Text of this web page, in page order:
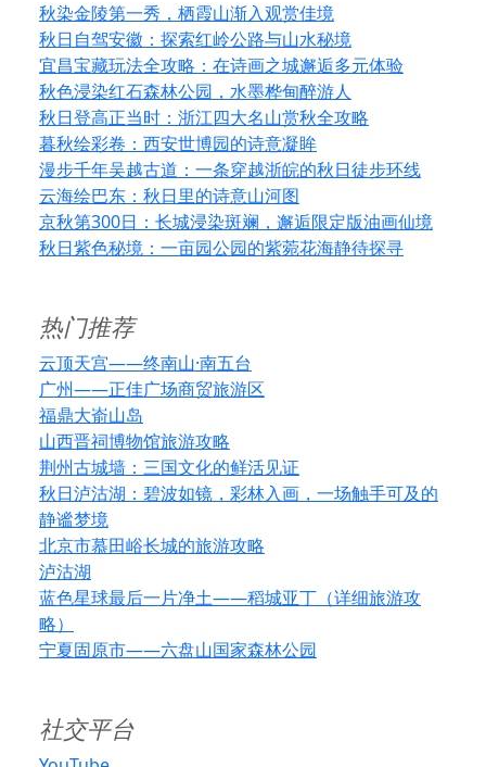
秋染金陵第一秀，栖霞山渐入观赏佳境
秋日自驾安徽：探索红岭公路与山水秘境
宜昌宝藏玩法全攻略：在诗画之城邂逅多元体验
秋色浸染红石森林公园，水墨桦甸醉游人
秋日登高正当时：浙江四大名山赏秋全攻略
暮秋绘彩卷：西安世博园的诗意凝眸
漫步千年吴越古道：一条穿越浙皖的秋日徒步环线
云海绘巴东：秋日里的诗意山河图
京秋第300日：长城浸染斑斓，邂逅限定版油画仙境
秋日紫色秘境：一亩园公园的紫菀花海静待探寻
热门推荐
云顶天宫——终南山·南五台
广州——正佳广场商贸旅游区
福鼎大嵛山岛
山西晋祠博物馆旅游攻略
荆州古城墙：三国文化的鲜活见证
秋日泸沽湖：碧波如镜，彩林入画，一场触手可及的
静谧梦境
北京市慕田峪长城的旅游攻略
泸沽湖
蓝色星球最后一片净土——稻城亚丁（详细旅游攻
略）
宁夏固原市——六盘山国家森林公园
社交平台